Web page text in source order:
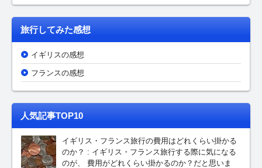
旅行してみた感想
イギリスの感想
フランスの感想
人気記事TOP10
イギリス・フランス旅行の費用はどれくらい掛かる
のか？ : イギリス・フランス旅行する際に気になる
のが、 費用がどれくらい掛かるのか？だと思いま